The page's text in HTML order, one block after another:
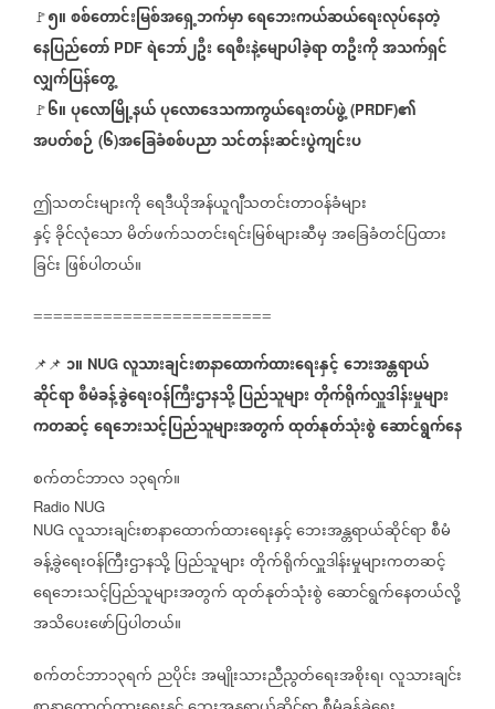
🚩၅။စစ်တောင်းမြစ်အရှေ့ဘက်မှာရေဘေးကယ်ဆယ်ရေးလုပ်နေတဲ့
နေပြည်တော် PDF ရဲဘော်၂ဦးရေစီးနဲ့မျောပါခဲ့ရာတဦးကိုအသက်ရှင်
လျှက်ပြန်တွေ့
🚩 ၆။ပုလောမြို့နယ်ပုလောဒေသကာကွယ်ရေးတပ်ဖွဲ့ (PRDF)၏
အပတ်စဉ် (၆)အခြေခံစစ်ပညာသင်တန်းဆင်းပွဲကျင်းပ
ဤသတင်းများကိုရေဒီယိုအန်ယူဂျီသတင်းတာဝန်ခံများ
နှင့်ခိုင်လုံသောမိတ်ဖက်သတင်းရင်းမြစ်များဆီမှအခြေခံတင်ပြထား
ခြင်း ဖြစ်ပါတယ်။
========================
📌📌 ၁။ NUG လူသားချင်းစာနာထောက်ထားရေးနှင့်ဘေးအန္တရာယ်
ဆိုင်ရာစီမံခန့်ခွဲရေးဝန်ကြီးဌာနသို့ပြည်သူများတိုက်ရိုက်လှူဒါန်းမှုများ
ကတဆင့်ရေဘေးသင့်ပြည်သူများအတွက်ထုတ်နုတ်သုံးစွဲဆောင်ရွက်နေ
စက်တင်ဘာလ ၁၃ရက်။
Radio NUG
NUG လူသားချင်းစာနာထောက်ထားရေးနှင့်ဘေးအန္တရာယ်ဆိုင်ရာစီမံ
ခန့်ခွဲရေးဝန်ကြီးဌာနသို့ပြည်သူများတိုက်ရိုက်လှူဒါန်းမှုများကတဆင့်
ရေဘေးသင့်ပြည်သူများအတွက်ထုတ်နုတ်သုံးစွဲဆောင်ရွက်နေတယ်လို့
အသိပေးဖော်ပြပါတယ်။
စက်တင်ဘာ၁၃ရက် ညပိုင်းအမျိုးသားညီညွတ်ရေးအစိုးရ၊လူသားချင်း